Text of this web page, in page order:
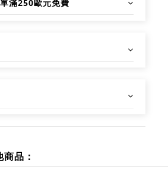
滿250歐元免費
品：